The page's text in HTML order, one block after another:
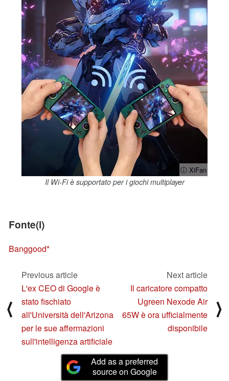
ⓘ XiFan
Il Wi-Fi è supportato per i giochi multiplayer
Fonte(i)
Banggood
⟨
Previous article
L'ex CEO di Google è
stato fischiato
all'Università dell'Arizona
per le sue affermazioni
sull'intelligenza artificiale
Next article
Il caricatore compatto
Ugreen Nexode Air
65W è ora ufficialmente
disponibile
⟩
Add as a preferred
source on Google